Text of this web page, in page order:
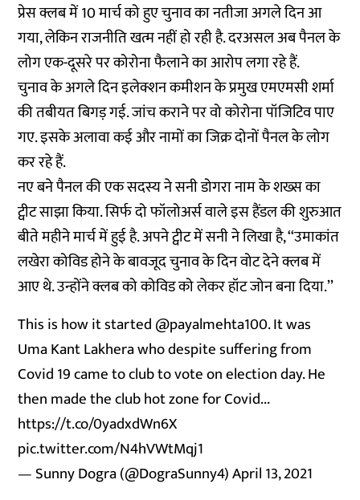
प्रेस क्लब में 10 मार्च को हुए चुनाव का नतीजा अगले दिन आ
गया, लेकिन राजनीति खत्म नहीं हो रही है. दरअसल अब पैनल के
लोग एक-दूसरे पर कोरोना फैलाने का आरोप लगा रहे हैं.
चुनाव के अगले दिन इलेक्शन कमीशन के प्रमुख एमएमसी शर्मा
की तबीयत बिगड़ गई. जांच कराने पर वो कोरोना पॉजिटिव पाए
गए. इसके अलावा कई और नामों का जिक्र दोनों पैनल के लोग
कर रहे हैं.
नए बने पैनल की एक सदस्य ने सनी डोगरा नाम के शख्स का
ट्वीट साझा किया. सिर्फ दो फॉलोअर्स वाले इस हैंडल की शुरुआत
बीते महीने मार्च में हुई है. अपने ट्वीट में सनी ने लिखा है, ‘‘उमाकांत
लखेरा कोविड होने के बावजूद चुनाव के दिन वोट देने क्लब में
आए थे. उन्होंने क्लब को कोविड को लेकर हॉट जोन बना दिया.’’
This is how it started@payalmehta100. It was
Uma Kant Lakhera who despite suffering from
Covid 19 came to club to vote on election day. He
then made the club hot zone for Covid...
https://t.co/0yadxdWn6X
pic.twitter.com/N4hVWtMqj1
— Sunny Dogra (@DograSunny4)April 13, 2021